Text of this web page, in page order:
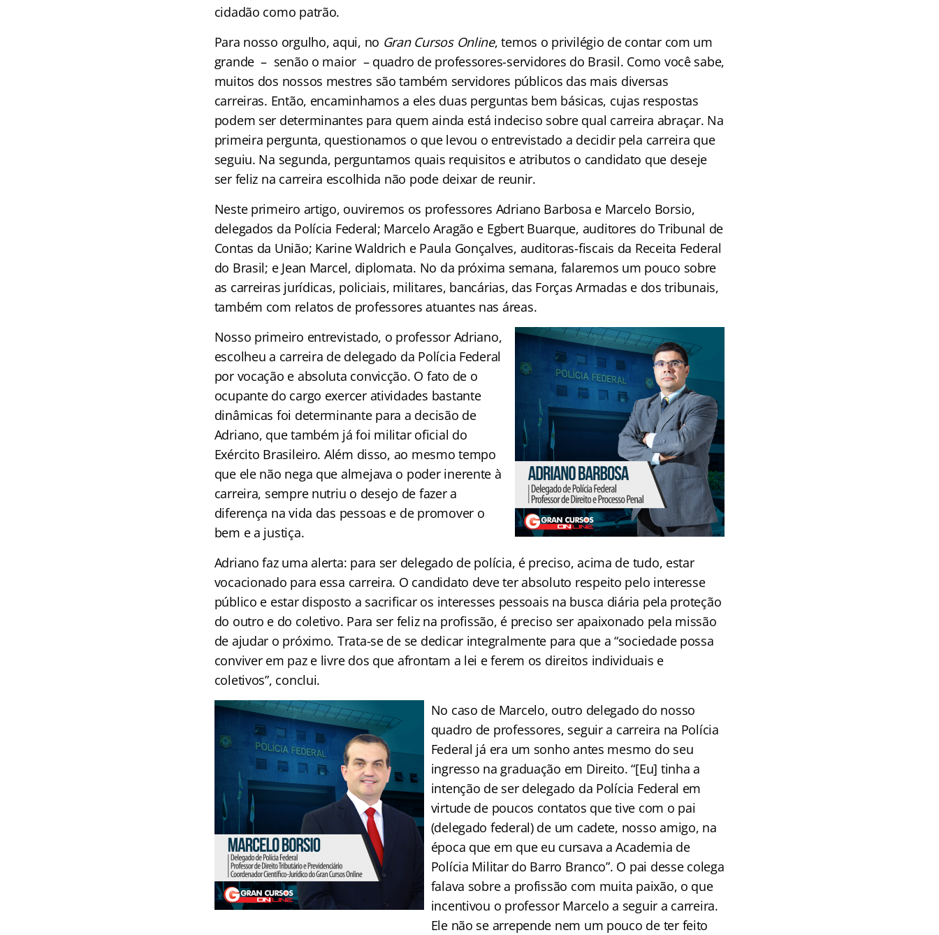
cidadão como patrão.
Para nosso orgulho, aqui, no Gran Cursos Online, temos o privilégio de contar com um
grande – senão o maior – quadro de professores-servidores do Brasil. Como você sabe,
muitos dos nossos mestres são também servidores públicos das mais diversas
carreiras. Então, encaminhamos a eles duas perguntas bem básicas, cujas respostas
podem ser determinantes para quem ainda está indeciso sobre qual carreira abraçar. Na
primeira pergunta, questionamos o que levou o entrevistado a decidir pela carreira que
seguiu. Na segunda, perguntamos quais requisitos e atributos o candidato que deseje
ser feliz na carreira escolhida não pode deixar de reunir.
Neste primeiro artigo, ouviremos os professores Adriano Barbosa e Marcelo Borsio,
delegados da Polícia Federal; Marcelo Aragão e Egbert Buarque, auditores do Tribunal de
Contas da União; Karine Waldrich e Paula Gonçalves, auditoras-fiscais da Receita Federal
do Brasil; e Jean Marcel, diplomata. No da próxima semana, falaremos um pouco sobre
as carreiras jurídicas, policiais, militares, bancárias, das Forças Armadas e dos tribunais,
também com relatos de professores atuantes nas áreas.
Nosso primeiro entrevistado, o professor Adriano,
escolheu a carreira de delegado da Polícia Federal
por vocação e absoluta convicção. O fato de o
ocupante do cargo exercer atividades bastante
dinâmicas foi determinante para a decisão de
Adriano, que também já foi militar oficial do
Exército Brasileiro. Além disso, ao mesmo tempo
que ele não nega que almejava o poder inerente à
carreira, sempre nutriu o desejo de fazer a
diferença na vida das pessoas e de promover o
bem e a justiça.
Adriano faz uma alerta: para ser delegado de polícia, é preciso, acima de tudo, estar
vocacionado para essa carreira. O candidato deve ter absoluto respeito pelo interesse
público e estar disposto a sacrificar os interesses pessoais na busca diária pela proteção
do outro e do coletivo. Para ser feliz na profissão, é preciso ser apaixonado pela missão
de ajudar o próximo. Trata-se de se dedicar integralmente para que a “sociedade possa
conviver em paz e livre dos que afrontam a lei e ferem os direitos individuais e
coletivos”, conclui.
No caso de Marcelo, outro delegado do nosso
quadro de professores, seguir a carreira na Polícia
Federal já era um sonho antes mesmo do seu
ingresso na graduação em Direito. “[Eu] tinha a
intenção de ser delegado da Polícia Federal em
virtude de poucos contatos que tive com o pai
(delegado federal) de um cadete, nosso amigo, na
época que em que eu cursava a Academia de
Polícia Militar do Barro Branco”. O pai desse colega
falava sobre a profissão com muita paixão, o que
incentivou o professor Marcelo a seguir a carreira.
Ele não se arrepende nem um pouco de ter feito